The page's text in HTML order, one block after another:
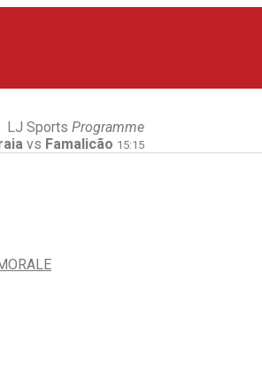
LJ Sports Programme
vs Famalicão 15:15